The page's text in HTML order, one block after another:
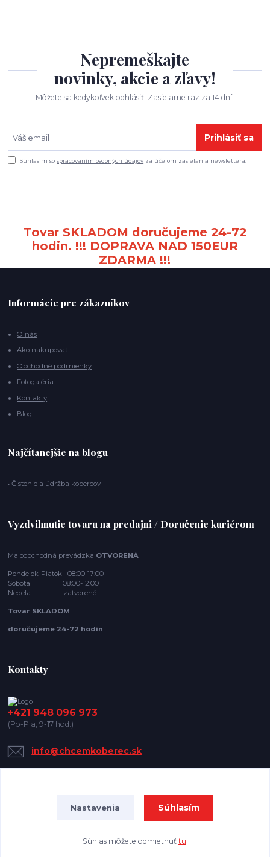
Nepremeškajte
novinky, akcie a zľavy!
Môžete sa kedykoľvek odhlásiť. Zasielame raz za 14 dní.
Prihlásiť sa
Súhlasím sospracovaním osobných údajov za účelom zasielania newslettera.
Tovar SKLADOM doručujeme 24-72
hodin. !!! DOPRAVA NAD 150EUR
ZDARMA !!!
Informácie pre zákazníkov
O nás
Ako nakupovať
Obchodné podmienky
Fotogaléria
Kontakty
Blog
Najčítanejšie na blogu
• Čistenie a údržba kobercov
Vyzdvihnutie tovaru na predajni / Doručenie kuriérom
Maloobchodná prevádzka OTVORENÁ
Pondelok-Piatok 08:00-17:00
Sobota 08:00-12:00
Nedeľa zatvorené
Tovar SKLADOM
doručujeme 24-72 hodín
Kontakty
+421 948 096 973
(Po-Pia, 9-17 hod.)
info@chcemkoberec.sk
Vytvorené na Eshop-rychlo.sk
Nastavenia Súhlasím
Súhlas môžete odmietnuť tu